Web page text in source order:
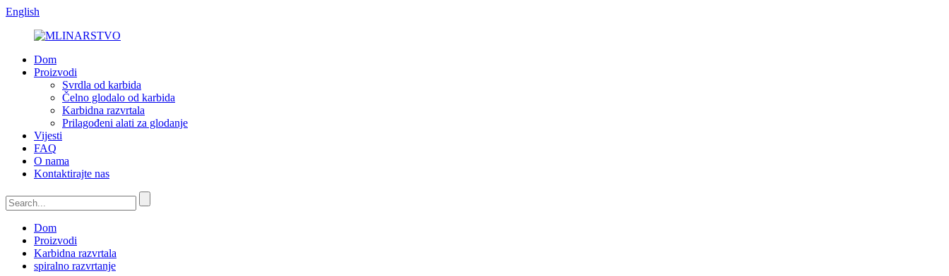
English
Dom
Proizvodi
Svrdla od karbida
Čelno glodalo od karbida
Karbidna razvrtala
Prilagođeni alati za glodanje
Vijesti
FAQ
O nama
Kontaktirajte nas
Dom
Proizvodi
Karbidna razvrtala
spiralno razvrtanje